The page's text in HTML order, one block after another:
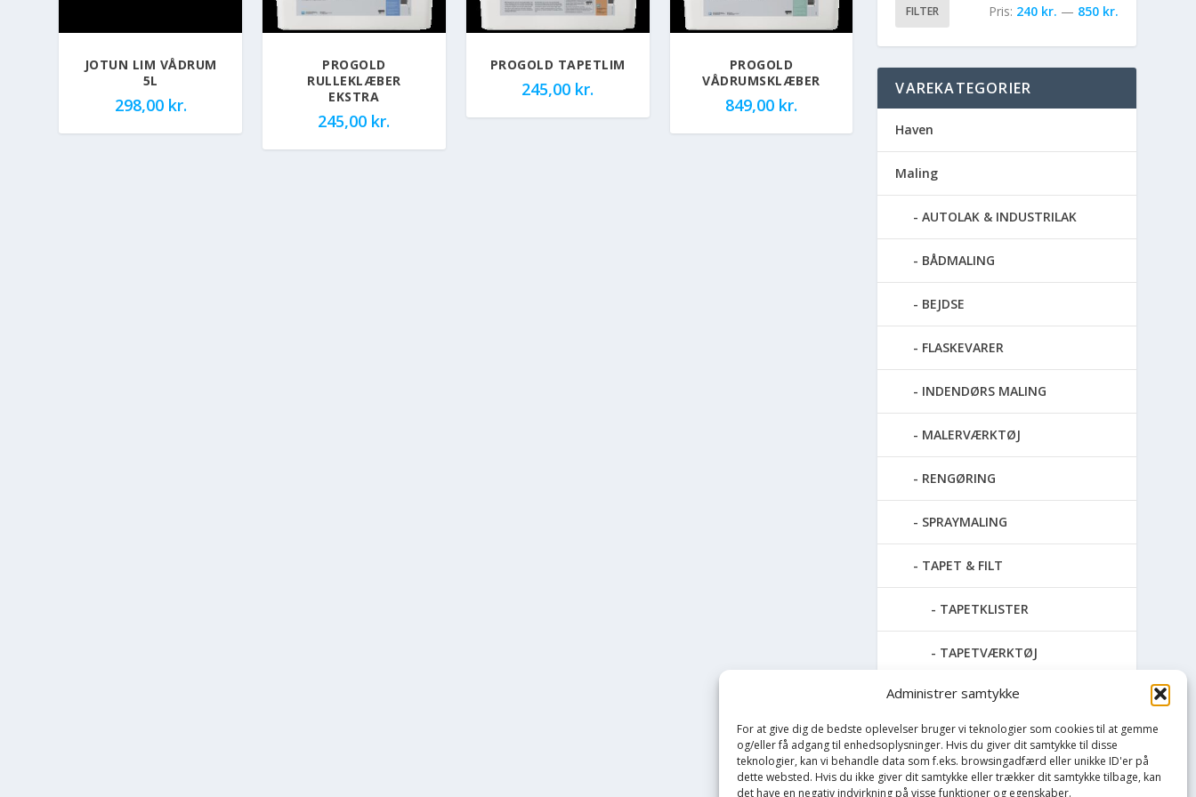
Administrer samtykke
For at give dig de bedste oplevelser bruger vi teknologier som cookies til at gemme
og/eller få adgang til enhedsoplysninger. Hvis du giver dit samtykke til disse
teknologier, kan vi behandle data som f.eks. browsingadfærd eller unikke ID'er på
dette websted. Hvis du ikke giver dit samtykke eller trækker dit samtykke tilbage, kan
det have en negativ indvirkning på visse funktioner og egenskaber.
JOTUN LIM VÅDRUM
5L
298,00 kr.
PROGOLD
RULLEKLÆBER
EKSTRA
245,00 kr.
PROGOLD TAPETLIM
245,00 kr.
PROGOLD
VÅDRUMSKLÆBER
849,00 kr.
FILTER Pris: 240 kr. — 850 kr.
VAREKATEGORIER
Haven
Maling
AUTOLAK & INDUSTRILAK
BÅDMALING
BEJDSE
FLASKEVARER
INDENDØRS MALING
MALERVÆRKTØJ
RENGØRING
SPRAYMALING
TAPET & FILT
TAPETKLISTER
TAPETVÆRKTØJ
VÆVKLÆBER
UDENDØRS MALING
Opvarmning